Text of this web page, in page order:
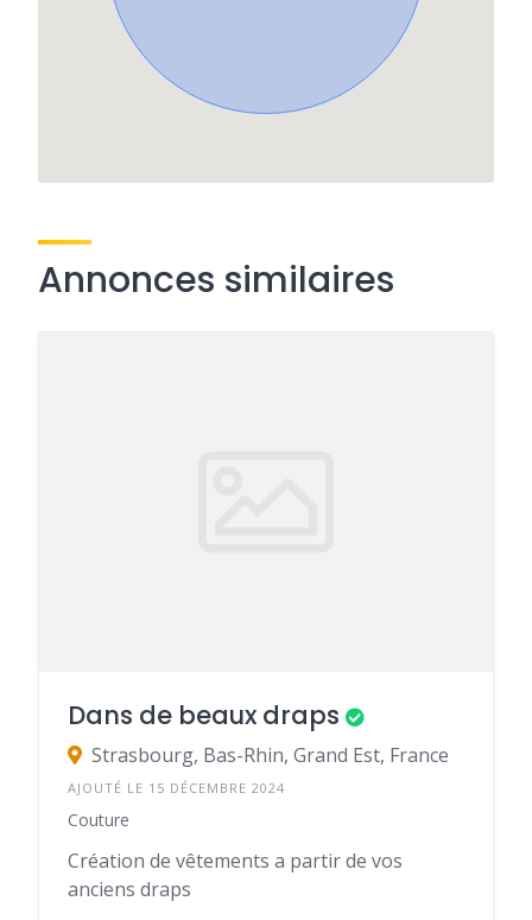
Annonces similaires
Dans de beaux draps
Strasbourg, Bas-Rhin, Grand Est, France
AJOUTÉ LE 15 DÉCEMBRE 2024
Couture
Création de vêtements a partir de vos
anciens draps